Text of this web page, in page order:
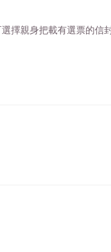
擇親身把載有選票的信